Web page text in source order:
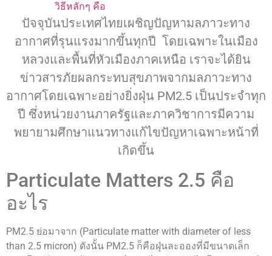
วิธีหลักๆ คือ
ปัจจุบันประเทศไทยเผชิญปัญหามลภาวะทาง
อากาศที่รุนแรงมากขึ้นทุกปี โดยเฉพาะในเมือง
หลวงและพื้นที่หัวเมืองภาคเหนือ เราจะได้ยิน
ข่าวสารภัยผลกระทบสุขภาพจากมลภาวะทาง
อากาศโดยเฉพาะอย่างยิ่งฝุ่น PM2.5 เป็นประจำทุก
ปี ซึ่งหน่วยงานภาครัฐและภาควิชาการมีความ
พยายามศึกษาแนวทางแก้ไขปัญหาเฉพาะหน้าที่
เกิดขึ้น
Particulate Matters 2.5 คือ
อะไร
PM2.5 ย่อมาจาก (Particulate matter with diameter of less
than 2.5 micron) ดังนั้น PM2.5 ก็คือฝุ่นละอองที่มีขนาดเล็ก